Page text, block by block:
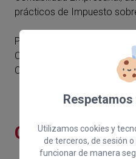
prácticos de Impuesto
Pablo Scherschinski Luca
Colegio de Economistas de
Canaria.
CONTENIDOS
Utilizamos cookies y
de terceros, de sesión
funcionar de manera